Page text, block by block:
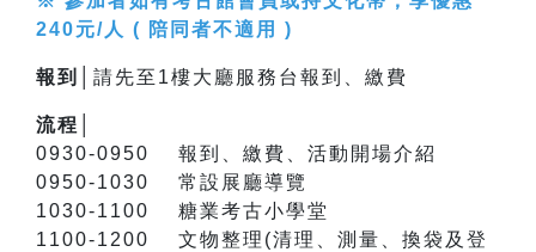
240元/人 ( 陪同者不適用 )
報到│ 請先至1樓大廳服務台報到、繳費
流程│
0930-0950 報到、繳費、活動開場介紹
0950-1030 常設展廳導覽
1030-1100 糖業考古小學堂
1100-1200 文物整理(清理、測量、換袋及登